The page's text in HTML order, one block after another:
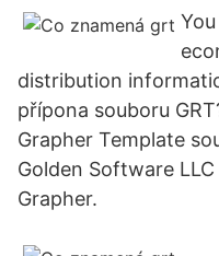
distribution
přípona souboru
Grapher Template
Golden Software
Grapher.